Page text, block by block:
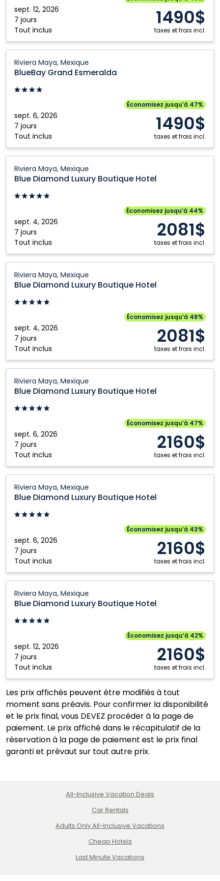
sept. 12, 2026
7 jours
Tout inclus
1490$
taxes et frais incl.
Mexique
Riviera Maya, Mexique
BlueBay Grand Esmeralda
sept. 6, 2026
7 jours
Tout inclus
Économisez jusqu’à 47%
1490$
taxes et frais incl.
Grand
Esmeralda:
Riviera
Mexique
Riviera Maya, Mexique
Blue Diamond Luxury Boutique Hotel
sept. 4, 2026
7 jours
Tout inclus
Économisez jusqu’à 44%
2081$
taxes et frais incl.
Diamond
Luxury
Boutique
Riviera
Maya,
Mexique
Riviera Maya, Mexique
Blue Diamond Luxury Boutique Hotel
sept. 4, 2026
7 jours
Tout inclus
Économisez jusqu’à 48%
2081$
taxes et frais incl.
Diamond
Luxury
Boutique
Riviera
Maya,
Mexique
Riviera Maya, Mexique
Blue Diamond Luxury Boutique Hotel
sept. 6, 2026
7 jours
Tout inclus
Économisez jusqu’à 47%
2160$
taxes et frais incl.
Diamond
Luxury
Boutique
Riviera
Maya,
Mexique
Riviera Maya, Mexique
Blue Diamond Luxury Boutique Hotel
sept. 6, 2026
7 jours
Tout inclus
Économisez jusqu’à 43%
2160$
taxes et frais incl.
Diamond
Luxury
Boutique
Riviera
Maya,
Mexique
Riviera Maya, Mexique
Blue Diamond Luxury Boutique Hotel
sept. 12, 2026
7 jours
Tout inclus
Économisez jusqu’à 42%
2160$
taxes et frais incl.
Diamond
Luxury
Boutique
Riviera
Maya,
Mexique
Les prix affichés peuvent être modifiés à tout
moment sans préavis. Pour confirmer la disponibilité
et le prix final, vous DEVEZ procéder à la page de
paiement. Le prix affiché dans le récapitulatif de la
réservation à la page de paiement est le prix final
garanti et prévaut sur tout autre prix.
All-Inclusive Vacation Deals
Car Rentals
Adults Only All-Inclusive Vacations
Cheap Hotels
Last Minute Vacations